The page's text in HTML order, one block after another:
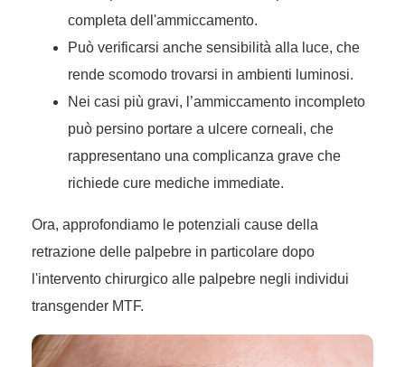
completa dell'ammiccamento.
Può verificarsi anche sensibilità alla luce, che
rende scomodo trovarsi in ambienti luminosi.
Nei casi più gravi, l’ammiccamento incompleto
può persino portare a ulcere corneali, che
rappresentano una complicanza grave che
richiede cure mediche immediate.
Ora, approfondiamo le potenziali cause della
retrazione delle palpebre in particolare dopo
l'intervento chirurgico alle palpebre negli individui
transgender MTF.